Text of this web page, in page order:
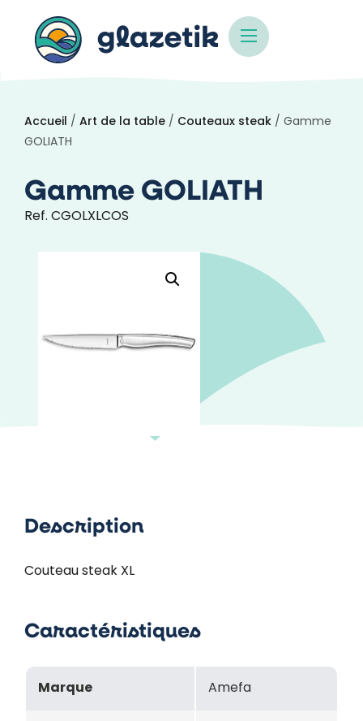
Accueil / Art de la table / Couteaux steak / Gamme
GOLIATH
Gamme GOLIATH
Ref. CGOLXLCOS
Description
Couteau steak XL
Caractéristiques
Marque Amefa